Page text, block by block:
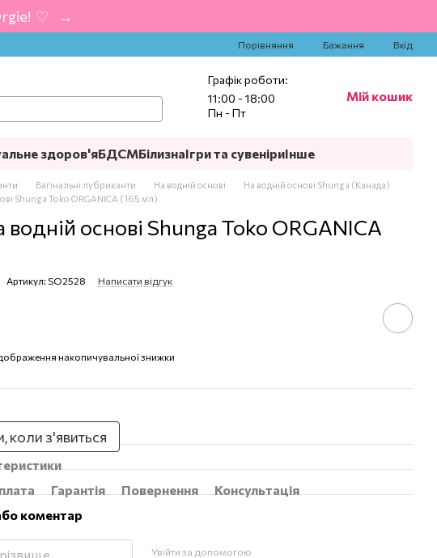
♡ ‍ →
Порівняння Бажання Вхід
Графік роботи:
11:00 - 18:00
Пн - Пт
Мій кошик
здоров'яБДСМБілизнаІгри та сувеніриІнше
Вагінальні лубриканти На водній основі
На водній основі Shunga (Канада)
Shunga Toko ORGANICA (165 мл)
водній основі Shunga Toko ORGANICA
Артикул: SO2528 Написати відгук
накопичувальної знижки
коли з'явиться
Гарантія Повернення
Консультація
коментар
Увійти за допомогою